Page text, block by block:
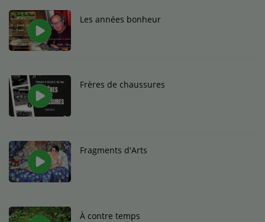
Emissions
Equipes
Podcasts
Photos
Participez
Dédicaces
Jeux Concours
Les années bonheur
Frères de chaussures
Fragments d'Arts
À contre temps